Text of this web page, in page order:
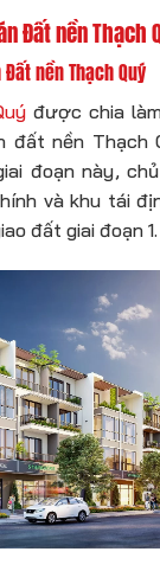
Đất nền Thạch
nền Thạch Quý
được chia
đất nền Thạch
đoạn này,
và khu tái
đất giai đoạn 1.